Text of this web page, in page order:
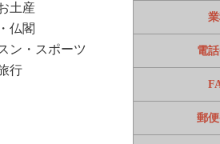
電
郵
土産
仏閣
ン・スポーツ
行